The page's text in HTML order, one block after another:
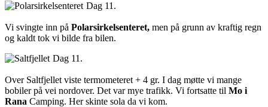
Dag 11.
Vi svingte inn på Polarsirkelsenteret, men på grunn av kraftig regn
og kaldt tok vi bilde fra bilen.
Dag 11.
Over Saltfjellet viste termometeret + 4 gr. I dag møtte vi mange
bobiler på vei nordover. Det var mye trafikk. Vi fortsatte til Mo i
Rana Camping. Her skinte sola da vi kom.